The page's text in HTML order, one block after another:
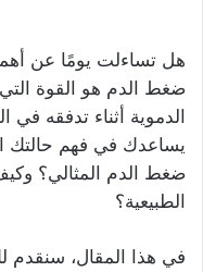
هل تساءلت يومًا عن
ضغط الدم هو القوة
الدموية أثناء تدفقه
يساعدك في فهم حالتك
ضغط الدم المثالي؟
الطبيعية؟
في هذا المقال، سنقدم